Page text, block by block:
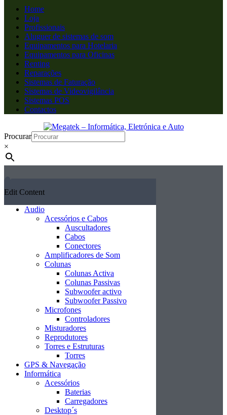
Home
Loja
Profissionais
Aluguer de sistemas de som
Equipamentos para Hotelaria
Equipamentos para Oficinas
Renting
Reparações
Sistemas de Faturação
Sistemas de Videovigilância
Sistemas POS
Contactos
Procurar
×
Edit Content
Audio
Acessórios e Cabos
Auscultadores
Cabos
Conectores
Amplificadores de Som
Colunas
Colunas Activa
Colunas Passivas
Subwoofer activo
Subwoofer Passivo
Microfones
Controladores
Misturadores
Reprodutores
Torres e Estruturas
Torres
GPS & Navegação
Informática
Acessórios
Baterias
Carregadores
Desktop´s